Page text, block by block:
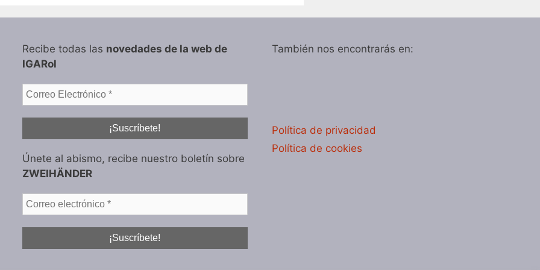
Recibe todas las novedades de la web de
IGARol
Únete al abismo, recibe nuestro boletín sobre
ZWEIHÄNDER
También nos encontrarás en:
Política de privacidad
Política de cookies